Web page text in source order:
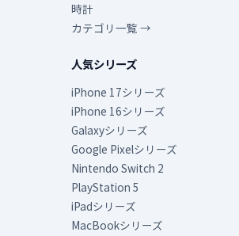
時計
カテゴリ一覧 →
人気シリーズ
iPhone 17シリーズ
iPhone 16シリーズ
Galaxyシリーズ
Google Pixelシリーズ
Nintendo Switch 2
PlayStation 5
iPadシリーズ
MacBookシリーズ